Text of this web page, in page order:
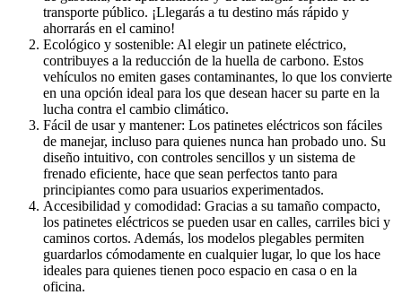
transporte público. ¡Llegarás a tu destino más rápido y
ahorrarás en el camino!
Ecológico y sostenible: Al elegir un patinete eléctrico,
contribuyes a la reducción de la huella de carbono. Estos
vehículos no emiten gases contaminantes, lo que los convierte
en una opción ideal para los que desean hacer su parte en la
lucha contra el cambio climático.
Fácil de usar y mantener: Los patinetes eléctricos son fáciles
de manejar, incluso para quienes nunca han probado uno. Su
diseño intuitivo, con controles sencillos y un sistema de
frenado eficiente, hace que sean perfectos tanto para
principiantes como para usuarios experimentados.
Accesibilidad y comodidad: Gracias a su tamaño compacto,
los patinetes eléctricos se pueden usar en calles, carriles bici y
caminos cortos. Además, los modelos plegables permiten
guardarlos cómodamente en cualquier lugar, lo que los hace
ideales para quienes tienen poco espacio en casa o en la
oficina.